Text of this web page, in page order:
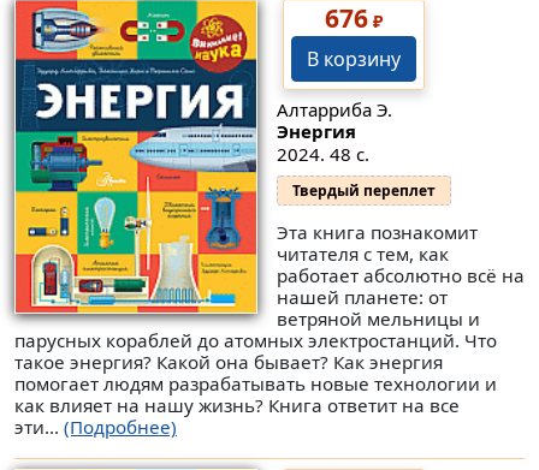
676₽
В корзину
Алтарриба Э.
Энергия
2024. 48 с.
Твердый переплет
Эта книга познакомит
читателя с тем, как
работает абсолютно всё на
нашей планете: от
ветряной мельницы и
парусных кораблей до атомных электростанций. Что
такое энергия? Какой она бывает? Как энергия
помогает людям разрабатывать новые технологии и
как влияет на нашу жизнь? Книга ответит на все
эти... (Подробнее)